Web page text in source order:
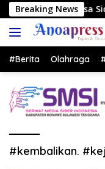
Langsung
ke
konten
Breaking News
Sidang III Tahun
#Berita Olahraga
#kembalikan.